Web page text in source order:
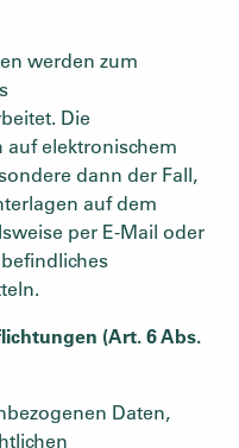
werden zum
Die
auf elektronischem
dann der Fall,
auf dem
per E-Mail oder
(Art. 6 Abs.
Daten,